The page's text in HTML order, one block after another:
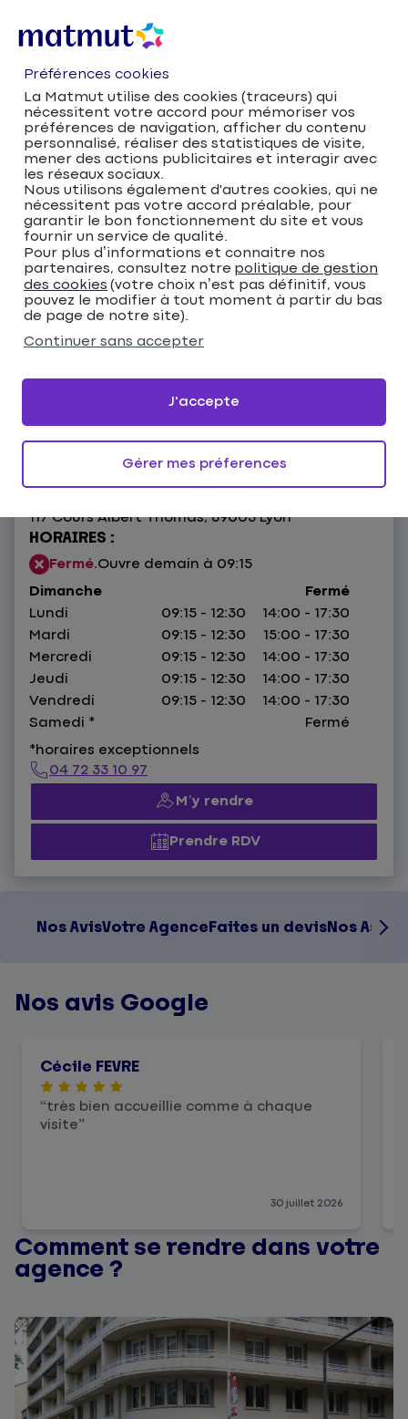
Accueil
Trouver votre agence Matmut
Auvergne-Rhône-Alpes
Rhône
Matmut Assurances 117 Cours Albert Thomas,
Lyon
Matmut Assurances 117
Cours Albert Thomas,
Lyon
Donnez votre avis
117 Cours Albert Thomas, 69003 Lyon
HORAIRES :
Fermé.Ouvre demain à 09:15
Dimanche
Fermé
Lundi
09:15 - 12:30
14:00 - 17:30
Mardi
09:15 - 12:30
15:00 - 17:30
Mercredi
09:15 - 12:30
14:00 - 17:30
Jeudi
09:15 - 12:30
14:00 - 17:30
Vendredi
09:15 - 12:30
14:00 - 17:30
Samedi *
Fermé
*horaires exceptionnels
04 72 33 10 97
M’y rendre
Prendre RDV
Nos AvisVotre AgenceFaites un devisNos
Nos avis Google
Cécile FEVRE
30 juillet 2026
très bien accueillie comme à chaque
visite
Comment se rendre dans votre
agence ?
Préférences cookies
La Matmut utilise des cookies (traceurs) qui
nécessitent votre accord pour mémoriser vos
préférences de navigation, afficher du contenu
personnalisé, réaliser des statistiques de visite,
mener des actions publicitaires et interagir avec
les réseaux sociaux.
Nous utilisons également d'autres cookies, qui ne
nécessitent pas votre accord préalable, pour
garantir le bon fonctionnement du site et vous
fournir un service de qualité.
Pour plus d’informations et connaitre nos
partenaires, consultez notre politique de gestion
des cookies (votre choix n’est pas définitif, vous
pouvez le modifier à tout moment à partir du bas
de page de notre site).
Continuer sans accepter
Gérer mes préferences
J'accepte